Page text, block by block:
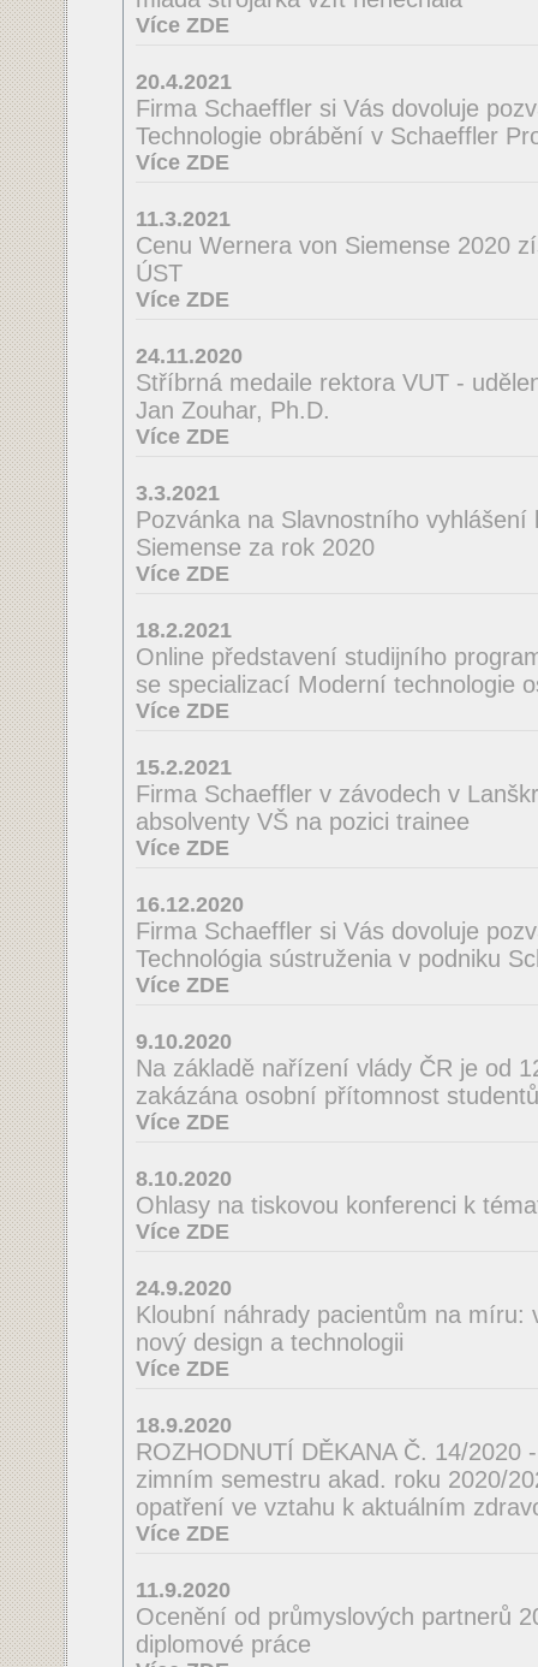
Více ZDE
20.4.2021
Firma Schaeffler si Vás dovoluje
Technologie obrábění v Schaeffler
Více ZDE
11.3.2021
Cenu Wernera von Siemense 2020
ÚST
Více ZDE
24.11.2020
Stříbrná medaile rektora VUT -
Jan Zouhar, Ph.D.
Více ZDE
3.3.2021
Pozvánka na Slavnostního
Siemense za rok 2020
Více ZDE
18.2.2021
Online představení studijního
se specializací Moderní technologie
Více ZDE
15.2.2021
Firma Schaeffler v závodech v
absolventy VŠ na pozici trainee
Více ZDE
16.12.2020
Firma Schaeffler si Vás dovoluje
Technológia sústruženia v podniku
Více ZDE
9.10.2020
Na základě nařízení vlády ČR je od
zakázána osobní přítomnost
Více ZDE
8.10.2020
Ohlasy na tiskovou konferenci k
Více ZDE
24.9.2020
Kloubní náhrady pacientům na míru:
nový design a technologii
Více ZDE
18.9.2020
ROZHODNUTÍ DĚKANA Č. 14/2020
zimním semestru akad. roku 2020/
opatření ve vztahu k aktuálním
Více ZDE
11.9.2020
Ocenění od průmyslových partnerů
diplomové práce